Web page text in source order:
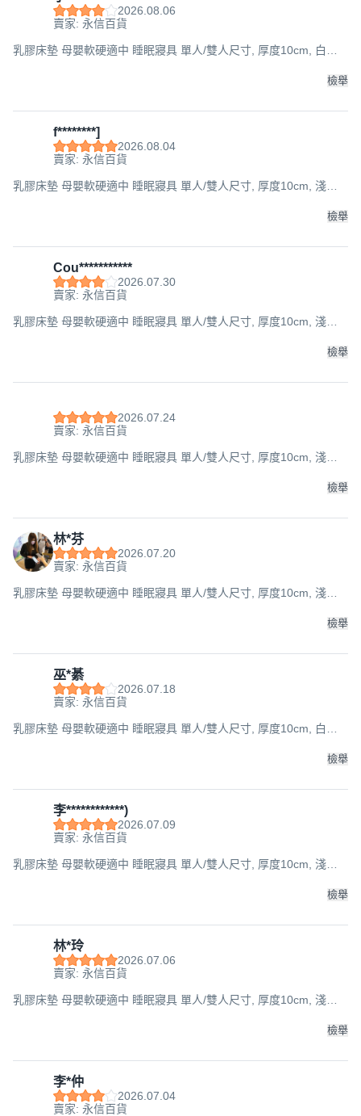
2026.08.06
賣家: 永信百貨
乳膠床墊 母嬰軟硬適中 睡眠寢具 單人/雙人尺寸, 厚度10cm, 白色
檢舉
f********]
2026.08.04
賣家: 永信百貨
乳膠床墊 母嬰軟硬適中 睡眠寢具 單人/雙人尺寸, 厚度10cm, 淺灰
檢舉
Cou***********
2026.07.30
賣家: 永信百貨
乳膠床墊 母嬰軟硬適中 睡眠寢具 單人/雙人尺寸, 厚度10cm, 淺灰
檢舉
2026.07.24
賣家: 永信百貨
乳膠床墊 母嬰軟硬適中 睡眠寢具 單人/雙人尺寸, 厚度10cm, 淺灰
檢舉
林*芬
2026.07.20
賣家: 永信百貨
乳膠床墊 母嬰軟硬適中 睡眠寢具 單人/雙人尺寸, 厚度10cm, 淺灰
檢舉
巫*綦
2026.07.18
賣家: 永信百貨
乳膠床墊 母嬰軟硬適中 睡眠寢具 單人/雙人尺寸, 厚度10cm, 白色
檢舉
李************)
2026.07.09
賣家: 永信百貨
乳膠床墊 母嬰軟硬適中 睡眠寢具 單人/雙人尺寸, 厚度10cm, 淺灰
檢舉
林*玲
2026.07.06
賣家: 永信百貨
乳膠床墊 母嬰軟硬適中 睡眠寢具 單人/雙人尺寸, 厚度10cm, 淺灰
檢舉
李*仲
2026.07.04
賣家: 永信百貨